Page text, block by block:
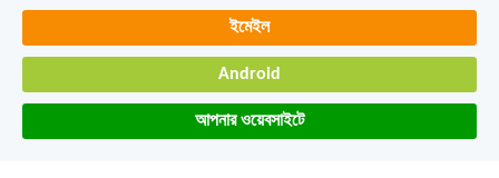
ইমেইল
Android
আপনার ওয়েবসাইটে